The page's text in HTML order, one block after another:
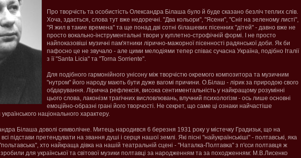
Про творчість та особистість Олександра Білаша було й буде сказано безліч теплих слів.
Хоча, здається, слова тут вже недоречні. "Два кольори", "Ясени", "Сніг на зеленому листі",
"Я жил в такие времена" та ще понад дві сотні білашевих пісенних "дітей" - давно вже не
просто вокально-інструментальні твори у куплетно-строфічній формі. І не просто
найпоказовіші музичні пам'ятники лірично-мажорної пісенності радянської доби. Як би
пафосно це не звучало - але цими мелодіями тепер співає сучасна Україна, подібно Італії
з її "Santa Licia" та "Torna Sorriente".
Для подібного гармонійного унісону між творчістю окремого композитора та музичним
"нутром" його народу мають бути дуже вагомі причини. О.Білаш - лірик за природою свого
обдарування. Лірична рефлексія, висока сентиментальність у найкращому розумінні
цього слова, лаконізм трагічних висловлювань, влучний психологізм - ось лише основні
емоційно-образні грані його творчості. Не секрет, що саме ці ознаки найчастіше
національного характеру.
Білаша доволі символічне. Митець народився 6 березня 1931 року у містечку Градизьк, що на
підстави претендувати на звання душі і серця нашої землі. Які пісні "найукраїнськіші" - полтавські, яка
хто найкраща дівка на нашій театральній сцені - "Наталка-Полтавка" з п'єси полтавця ж
зробили для української та світової музики полтавці за народженням та за походженням: М.В.Лисенко